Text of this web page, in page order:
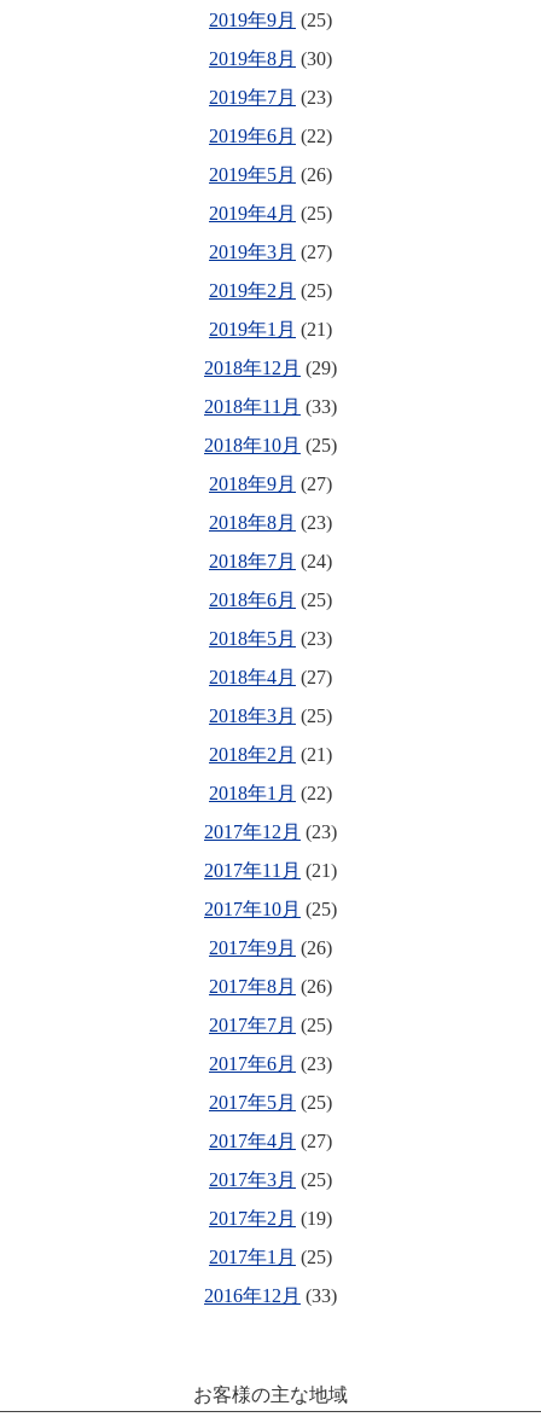
2019年9月 (25)
2019年8月 (30)
2019年7月 (23)
2019年6月 (22)
2019年5月 (26)
2019年4月 (25)
2019年3月 (27)
2019年2月 (25)
2019年1月 (21)
2018年12月 (29)
2018年11月 (33)
2018年10月 (25)
2018年9月 (27)
2018年8月 (23)
2018年7月 (24)
2018年6月 (25)
2018年5月 (23)
2018年4月 (27)
2018年3月 (25)
2018年2月 (21)
2018年1月 (22)
2017年12月 (23)
2017年11月 (21)
2017年10月 (25)
2017年9月 (26)
2017年8月 (26)
2017年7月 (25)
2017年6月 (23)
2017年5月 (25)
2017年4月 (27)
2017年3月 (25)
2017年2月 (19)
2017年1月 (25)
2016年12月 (33)
お客様の主な地域